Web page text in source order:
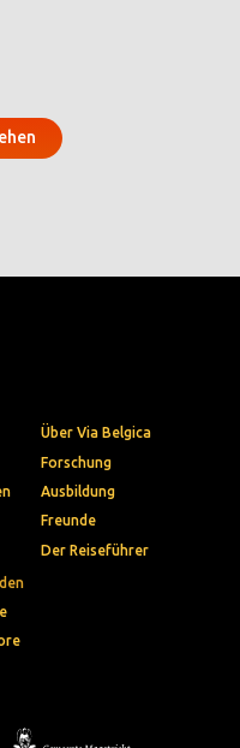
Über Via Belgica
Forschung
Ausbildung
Freunde
Der Reiseführer